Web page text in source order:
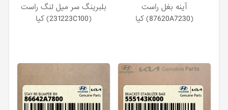
آينه بغل راست
(87620A7230) کیا
بلبرينگ سر ميل لنگ راست
(231223C100) کیا